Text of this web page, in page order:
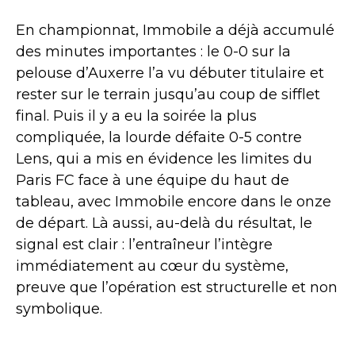
En championnat, Immobile a déjà accumulé
des minutes importantes : le 0-0 sur la
pelouse d’Auxerre l’a vu débuter titulaire et
rester sur le terrain jusqu’au coup de sifflet
final. Puis il y a eu la soirée la plus
compliquée, la lourde défaite 0-5 contre
Lens, qui a mis en évidence les limites du
Paris FC face à une équipe du haut de
tableau, avec Immobile encore dans le onze
de départ. Là aussi, au-delà du résultat, le
signal est clair : l’entraîneur l’intègre
immédiatement au cœur du système,
preuve que l’opération est structurelle et non
symbolique.